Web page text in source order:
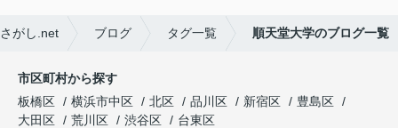
がし.net ブログ タグ一覧 順天堂大学のブログ一覧
市区町村から探す
板橋区
横浜市中区 北区 品川区 新宿区
豊島区
大田区
荒川区 渋谷区
台東区